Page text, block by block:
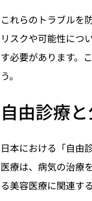
これらのトラブルを
リスクや可能性につ
す必要があります。
う。
自由診療
日本における「自由
医療は、病気の治療
る美容医療に関連す